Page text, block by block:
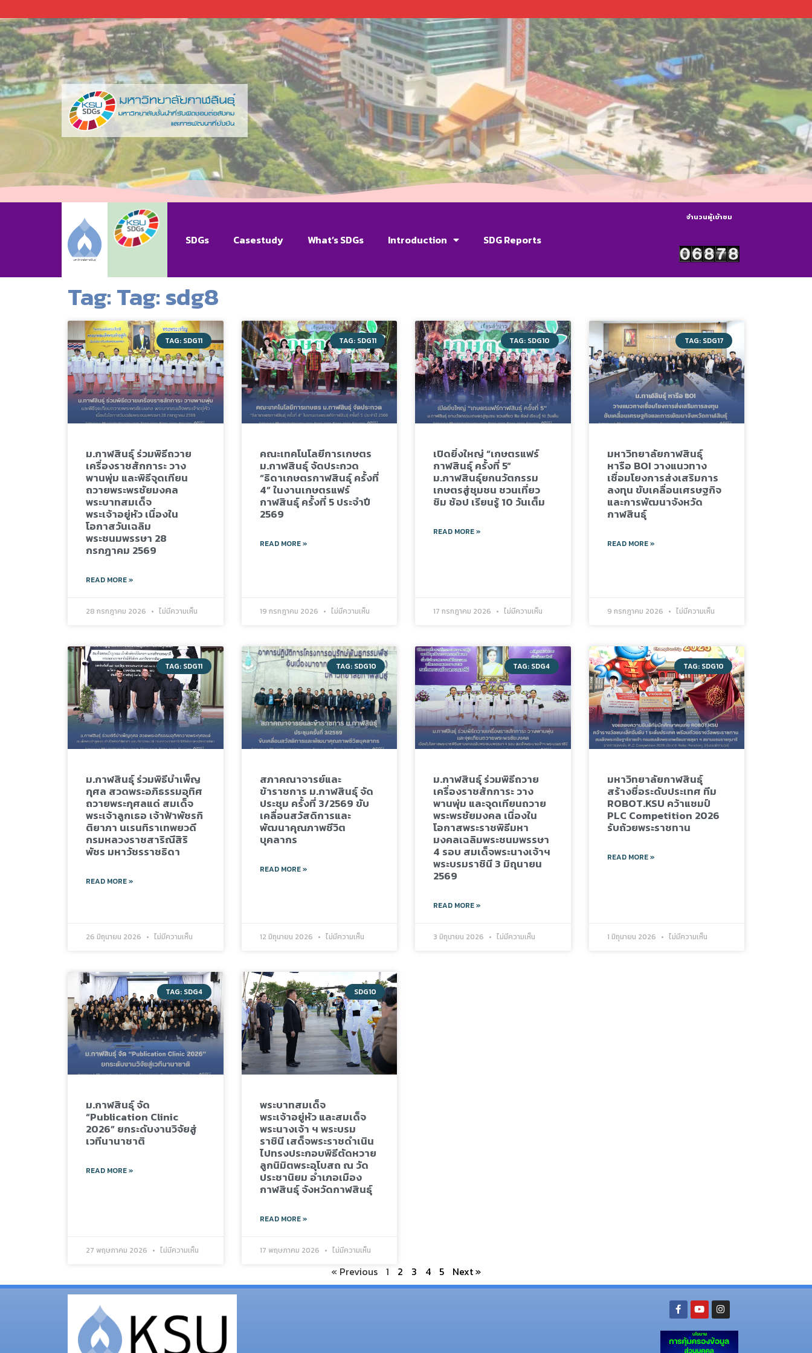
SDGs Casestudy What’s SDGs Introduction SDG Reports
จำนวนผู้เข้าชม
Tag: Tag: sdg8
TAG: SDG11
ม.กาฬสินธุ์ ร่วมพิธีถวาย
เครื่องราชสักการะ วาง
พานพุ่ม และพิธีจุดเทียน
ถวายพระพรชัยมงคล
พระบาทสมเด็จ
พระเจ้าอยู่หัว เนื่องใน
โอกาสวันเฉลิม
พระชนมพรรษา 28
กรกฎาคม 2569
READ MORE »
28 กรกฎาคม 2026 ไม่มีความเห็น
TAG: SDG11
คณะเทคโนโลยีการเกษตร
ม.กาฬสินธุ์ จัดประกวด
“ธิดาเกษตรกาฬสินธุ์ ครั้งที่
4” ในงานเกษตรแฟร์
กาฬสินธุ์ ครั้งที่ 5 ประจำปี
2569
READ MORE »
19 กรกฎาคม 2026 ไม่มีความเห็น
TAG: SDG10
เปิดยิ่งใหญ่ “เกษตรแฟร์
กาฬสินธุ์ ครั้งที่ 5”
ม.กาฬสินธุ์ยกนวัตกรรม
เกษตรสู่ชุมชน ชวนเที่ยว
ชิม ช้อป เรียนรู้ 10 วันเต็ม
READ MORE »
17 กรกฎาคม 2026 ไม่มีความเห็น
TAG: SDG17
มหาวิทยาลัยกาฬสินธุ์
หารือ BOI วางแนวทาง
เชื่อมโยงการส่งเสริมการ
ลงทุน ขับเคลื่อนเศรษฐกิจ
และการพัฒนาจังหวัด
กาฬสินธุ์
READ MORE »
9 กรกฎาคม 2026 ไม่มีความเห็น
TAG: SDG11
ม.กาฬสินธุ์ ร่วมพิธีบำเพ็ญ
กุศล สวดพระอภิธรรมอุทิศ
ถวายพระกุศลแด่ สมเด็จ
พระเจ้าลูกเธอ เจ้าฟ้าพัชรกิ
ติยาภา นเรนทิราเทพยวดี
กรมหลวงราชสาริณีสิริ
พัชร มหาวัชรราชธิดา
READ MORE »
26 มิถุนายน 2026 ไม่มีความเห็น
TAG: SDG10
สภาคณาจารย์และ
ข้าราชการ ม.กาฬสินธุ์ จัด
ประชุม ครั้งที่ 3/2569 ขับ
เคลื่อนสวัสดิการและ
พัฒนาคุณภาพชีวิต
บุคลากร
READ MORE »
12 มิถุนายน 2026 ไม่มีความเห็น
TAG: SDG4
ม.กาฬสินธุ์ ร่วมพิธีถวาย
เครื่องราชสักการะ วาง
พานพุ่ม และจุดเทียนถวาย
พระพรชัยมงคล เนื่องใน
โอกาสพระราชพิธีมหา
มงคลเฉลิมพระชนมพรรษา
4 รอบ สมเด็จพระนางเจ้าฯ
พระบรมราชินี 3 มิถุนายน
2569
READ MORE »
3 มิถุนายน 2026 ไม่มีความเห็น
TAG: SDG10
มหาวิทยาลัยกาฬสินธุ์
สร้างชื่อระดับประเทศ ทีม
ROBOT.KSU คว้าแชมป์
PLC Competition 2026
รับถ้วยพระราชทาน
READ MORE »
1 มิถุนายน 2026 ไม่มีความเห็น
TAG: SDG4
ม.กาฬสินธุ์ จัด
“Publication Clinic
2026” ยกระดับงานวิจัยสู่
เวทีนานาชาติ
READ MORE »
27 พฤษภาคม 2026 ไม่มีความเห็น
SDG10
พระบาทสมเด็จ
พระเจ้าอยู่หัว และสมเด็จ
พระนางเจ้า ฯ พระบรม
ราชินี เสด็จพระราชดำเนิน
ไปทรงประกอบพิธีตัดหวาย
ลูกนิมิตพระอุโบสถ ณ วัด
ประชานิยม อำเภอเมือง
กาฬสินธุ์ จังหวัดกาฬสินธุ์
READ MORE »
17 พฤษภาคม 2026 ไม่มีความเห็น
« Previous 1 2 3 4 5 Next »